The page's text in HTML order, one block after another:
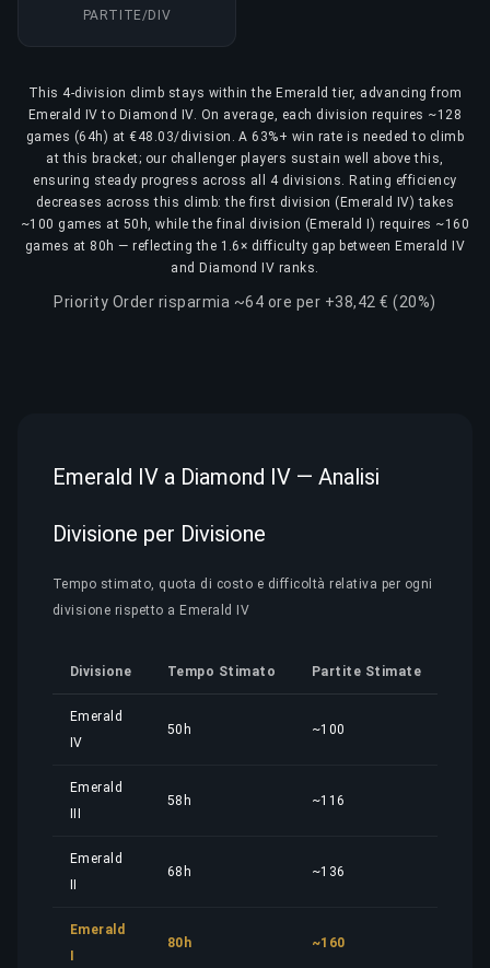
PARTITE/DIV
This 4-division climb stays within the Emerald tier, advancing from
Emerald IV to Diamond IV. On average, each division requires ~128
games (64h) at €48.03/division. A 63%+ win rate is needed to climb
at this bracket; our challenger players sustain well above this,
ensuring steady progress across all 4 divisions. Rating efficiency
decreases across this climb: the first division (Emerald IV) takes
~100 games at 50h, while the final division (Emerald I) requires ~160
games at 80h — reflecting the 1.6× difficulty gap between Emerald IV
and Diamond IV ranks.
Priority Order risparmia ~64 ore per +38,42 € (20%)
Emerald IV a Diamond IV — Analisi
Divisione per Divisione
Tempo stimato, quota di costo e difficoltà relativa per ogni
divisione rispetto a Emerald IV
Divisione Tempo Stimato Partite Stimate
Emerald
IV
50h ~100
Emerald
58h ~116
Emerald
68h ~136
Emerald
80h ~160